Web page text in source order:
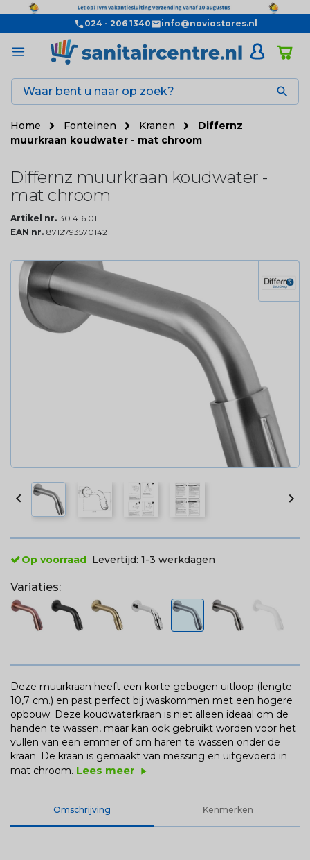
024 - 206 1340 info@noviostores.nl

Home Fonteinen Kranen
Differnz
muurkraan koudwater - mat chroom
Differnz muurkraan koudwater -
mat chroom
Artikel nr. 30.416.01
EAN nr. 8712793570142
 
Op voorraad Levertijd: 1-3 werkdagen
Variaties:
Deze muurkraan heeft een korte gebogen uitloop (lengte
10,7 cm.) en past perfect bij waskommen met een hogere
opbouw. Deze koudwaterkraan is niet alleen ideaal om de
handen te wassen, maar kan ook gebruikt worden voor het
vullen van een emmer of om haren te wassen onder de
kraan. De kraan is gemaakt van messing en uitgevoerd in
mat chroom. Lees meer play_arrow
Omschrijving Kenmerken